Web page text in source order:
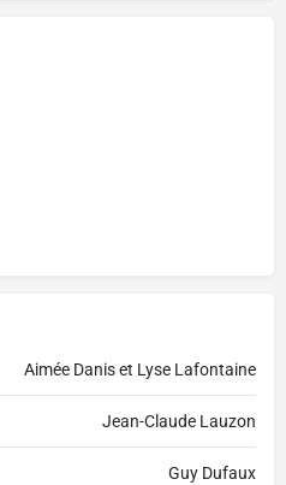
Aimée Danis et Lyse Lafontaine
Jean-Claude Lauzon
Guy Dufaux